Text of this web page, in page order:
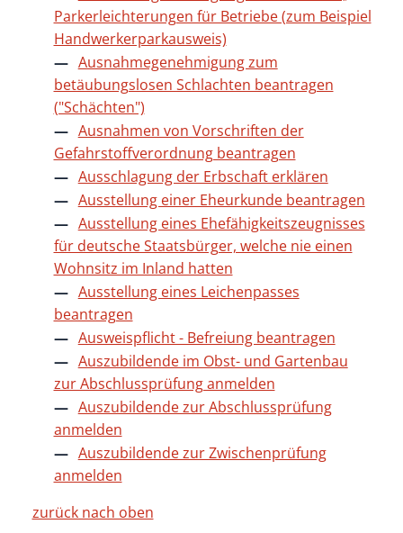
Parkerleichterungen für Betriebe (zum Beispiel
Handwerkerparkausweis)
Ausnahmegenehmigung zum
betäubungslosen Schlachten beantragen
("Schächten")
Ausnahmen von Vorschriften der
Gefahrstoffverordnung beantragen
Ausschlagung der Erbschaft erklären
Ausstellung einer Eheurkunde beantragen
Ausstellung eines Ehefähigkeitszeugnisses
für deutsche Staatsbürger, welche nie einen
Wohnsitz im Inland hatten
Ausstellung eines Leichenpasses
beantragen
Ausweispflicht - Befreiung beantragen
Auszubildende im Obst- und Gartenbau
zur Abschlussprüfung anmelden
Auszubildende zur Abschlussprüfung
anmelden
Auszubildende zur Zwischenprüfung
anmelden
zurück nach oben